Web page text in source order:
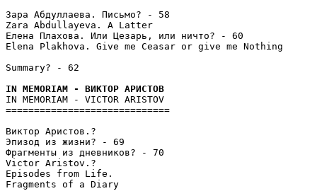
Зара Абдуллаева. Письмо? - 58
Zara Abdullayeva. A Latter
Елена Плахова. Или Цезарь, или ничто? - 60
Elena Plakhova. Give me Ceasar or give me Nothing
Summary? - 62
IN MEMORIAM - VICTOR ARISTOV
=============================
Виктор Аристов.?
Эпизод из жизни? - 69
Фрагменты из дневников? - 70
Victor Aristov.?
Episodes from Life.
Fragments of a Diary